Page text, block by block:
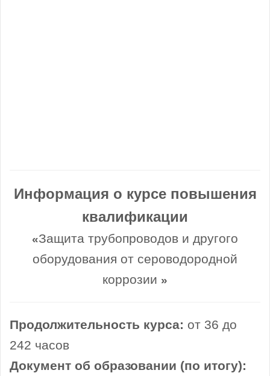
Информация о курсе повышения
квалификации
«Защита трубопроводов и другого
оборудования от сероводородной
коррозии »
Продолжительность курса: от 36 до
242 часов
Документ об образовании (по итогу):